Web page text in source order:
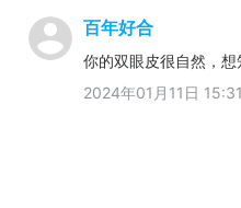
百年好合
你的双眼皮很自然，
2024年01月11日 15:31